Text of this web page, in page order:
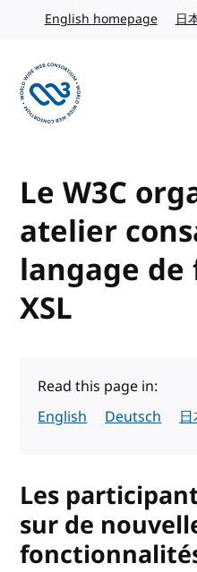
Skip to content
English homepage 日
Le W3C
atelier
langage
XSL
Read this page in:
English
Deutsch
Les
sur de